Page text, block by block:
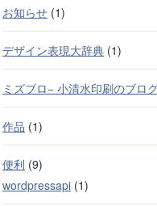
お知らせ (1)
デザイン表現大辞典 (1)
ミズブロ− 小清水印刷のブロ
作品 (1)
便利 (9)
wordpressapi (1)